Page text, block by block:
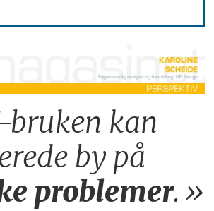
bruken kan
by på
problemer.»